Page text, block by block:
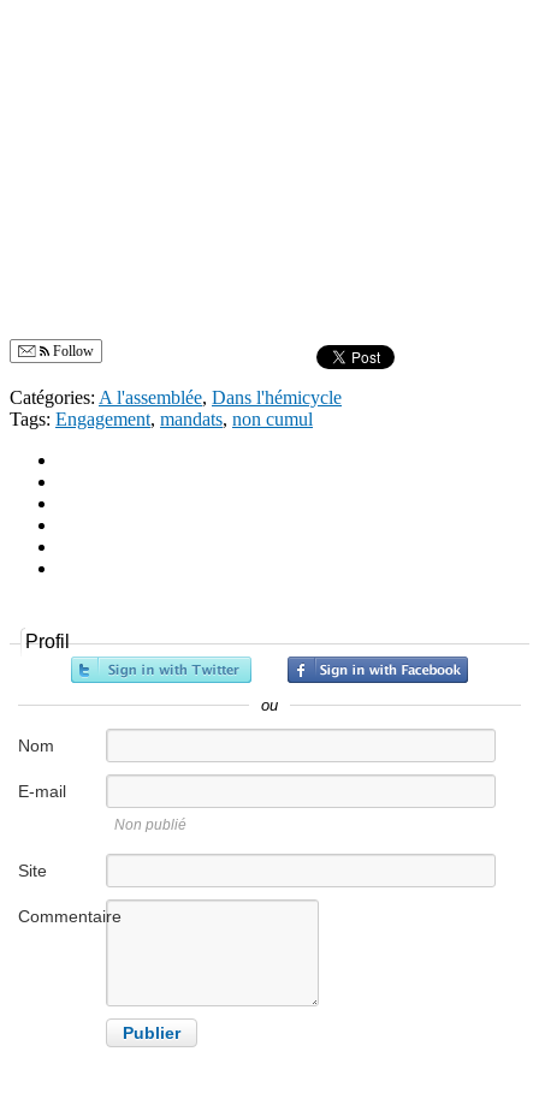
Follow
Catégories: A l'assemblée, Dans l'hémicycle
Tags: Engagement, mandats, non cumul
Profil
ou
Nom
E-mail
Non publié
Site
Commentaire